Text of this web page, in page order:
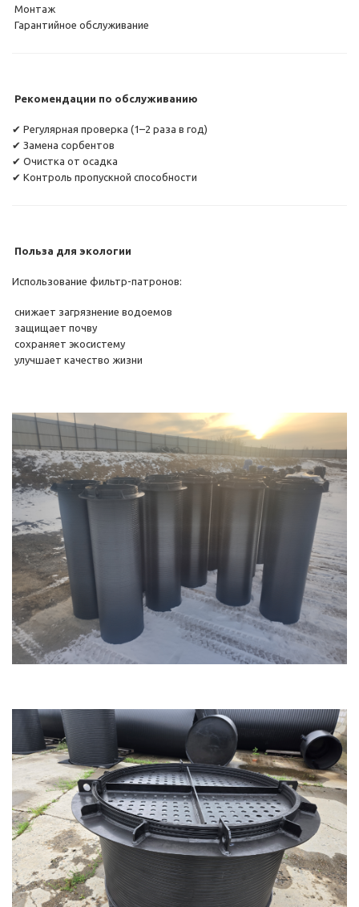
Монтаж
Гарантийное обслуживание
Рекомендации по обслуживанию
✔ Регулярная проверка (1–2 раза в год)
✔ Замена сорбентов
✔ Очистка от осадка
✔ Контроль пропускной способности
Польза для экологии
Использование фильтр-патронов:
снижает загрязнение водоемов
защищает почву
сохраняет экосистему
улучшает качество жизни